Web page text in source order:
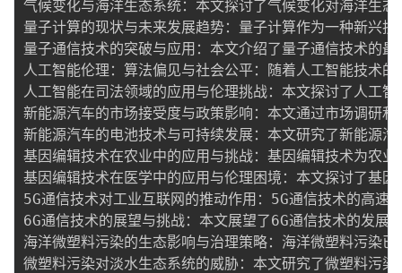
气候变化与海洋生态系统：本文探讨了气候变化对海洋生
量子计算的现状与未来发展趋势：量子计算作为一种新兴
量子通信技术的突破与应用：本文介绍了量子通信技术的
人工智能伦理：算法偏见与社会公平：随着人工智能技术
人工智能在司法领域的应用与伦理挑战：本文探讨了人工
新能源汽车的市场接受度与政策影响：本文通过市场调研
新能源汽车的电池技术与可持续发展：本文研究了新能源
基因编辑技术在农业中的应用与挑战：基因编辑技术为农
基因编辑技术在医学中的应用与伦理困境：本文探讨了基
5G通信技术对工业互联网的推动作用：5G通信技术的高
6G通信技术的展望与挑战：本文展望了6G通信技术的发
海洋微塑料污染的生态影响与治理策略：海洋微塑料污染
微塑料污染对淡水生态系统的威胁：本文研究了微塑料污